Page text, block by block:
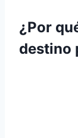
¿Por
destino